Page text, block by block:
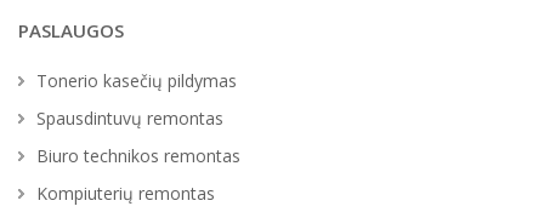
PASLAUGOS
Tonerio kasečių pildymas
Spausdintuvų remontas
Biuro technikos remontas
Kompiuterių remontas